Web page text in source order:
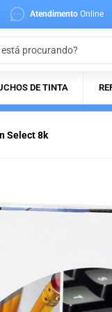
Atendimento Online
DE TINTA
Select 8k